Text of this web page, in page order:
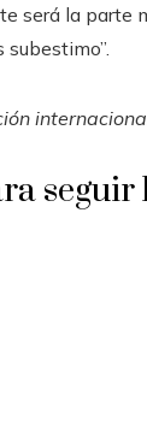
será la parte
seguir